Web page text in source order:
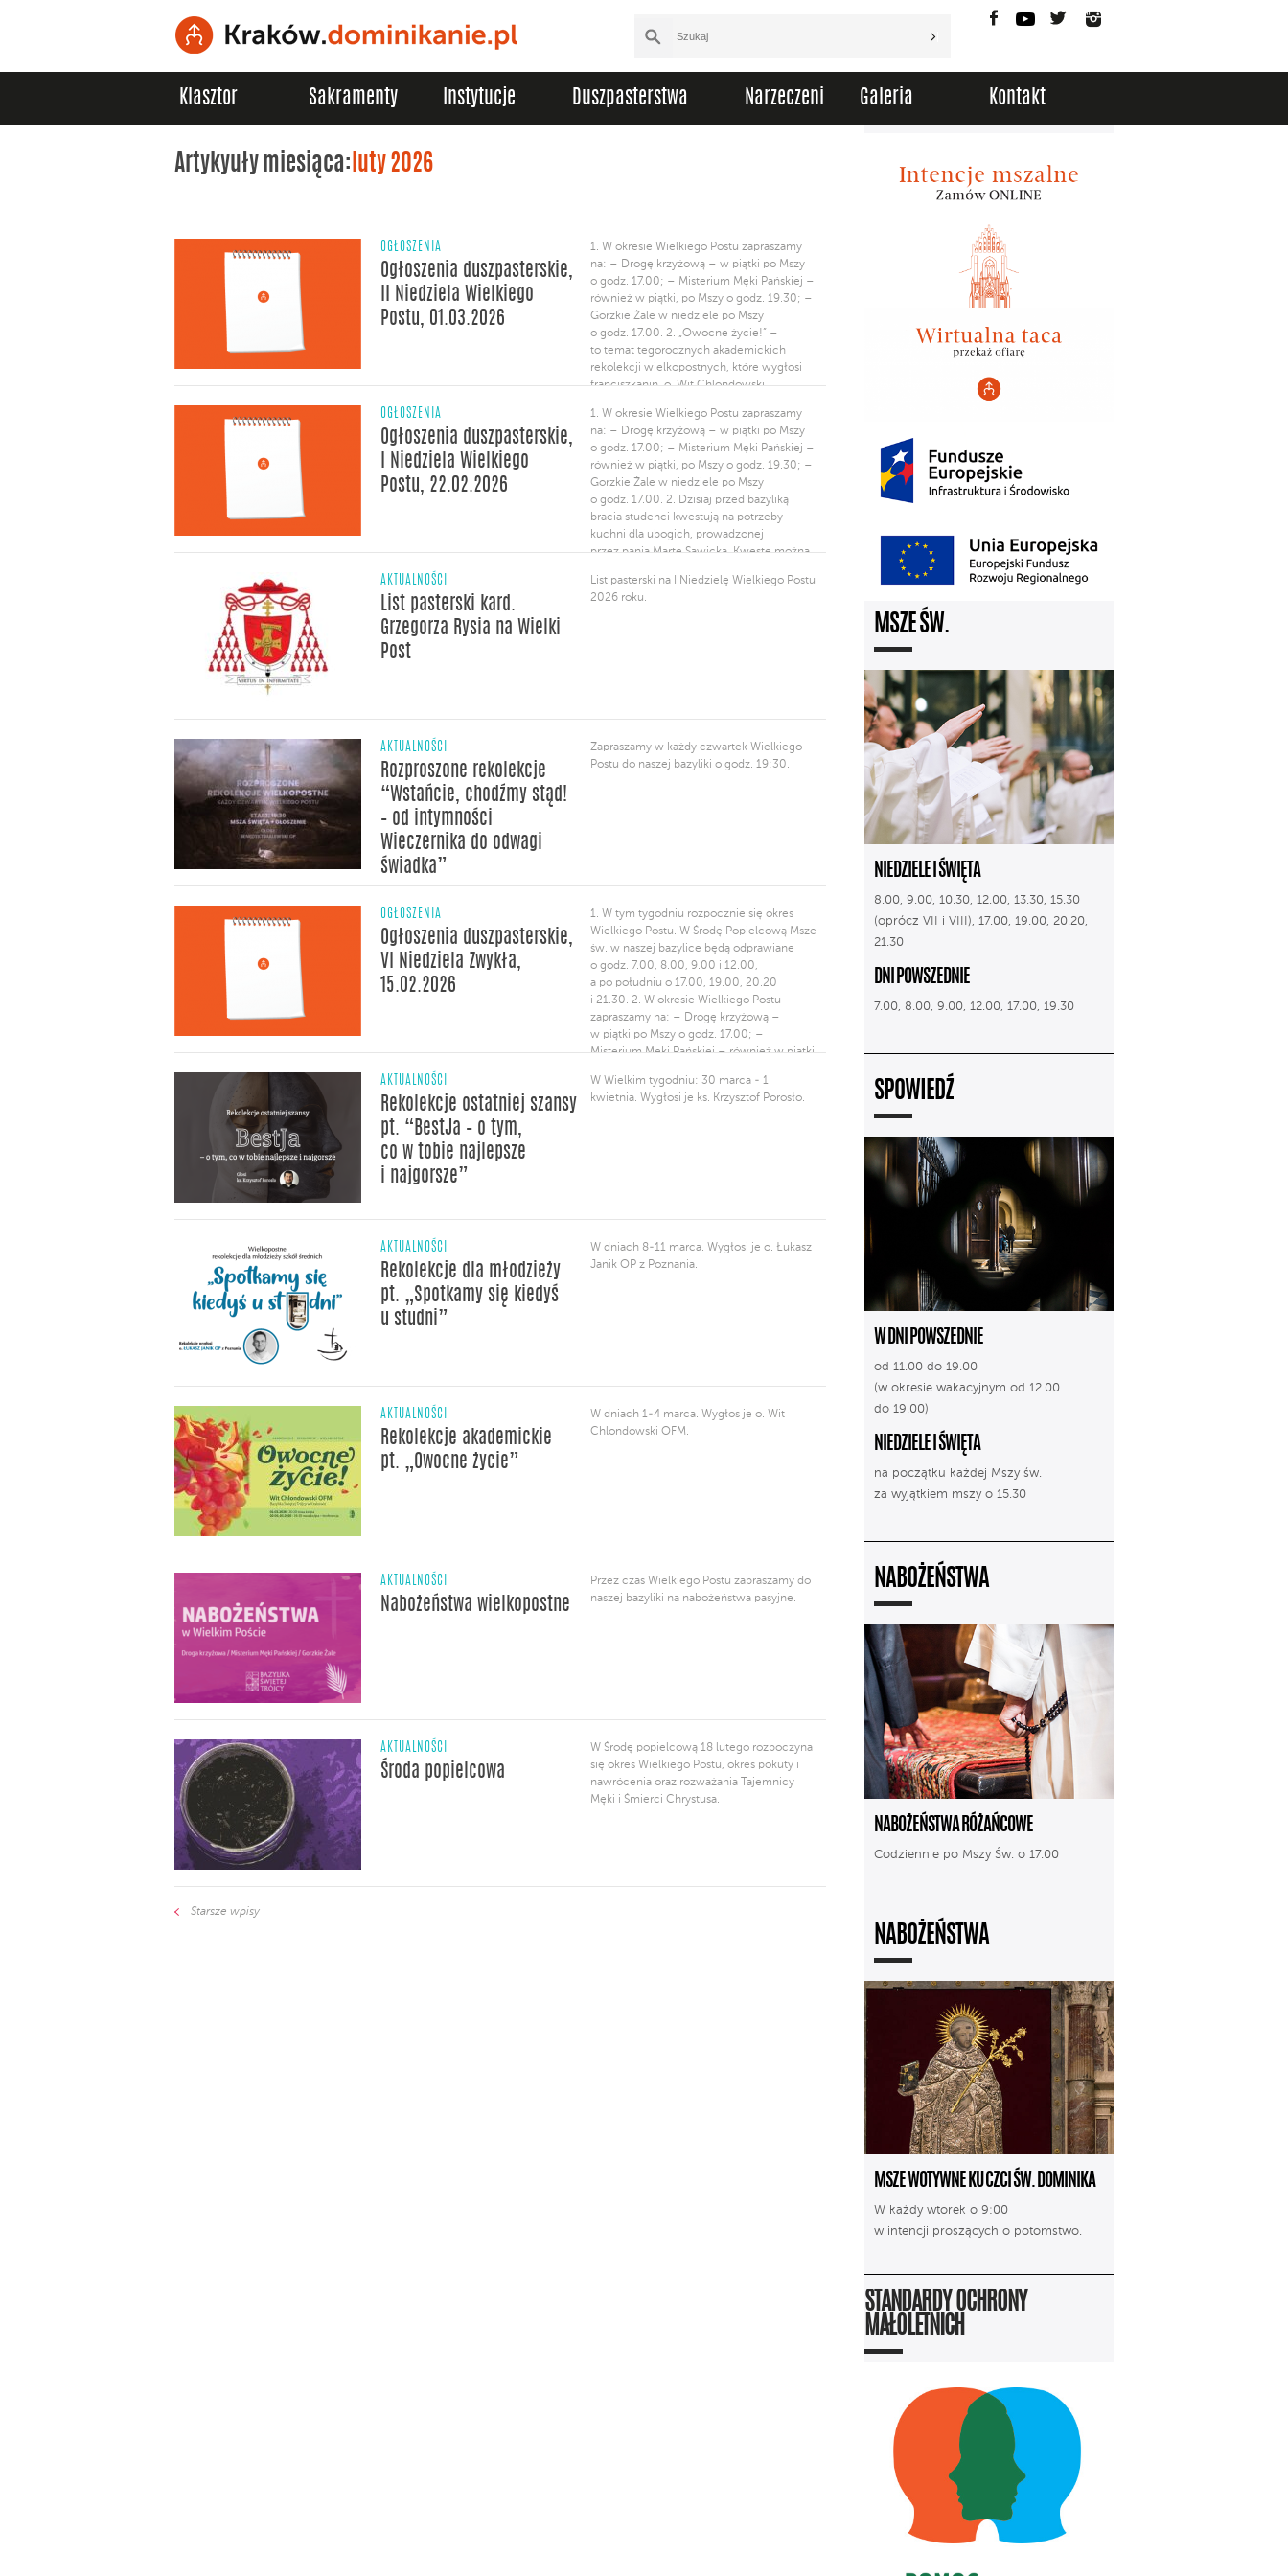
FacebookYouTubeTwitter
Klasztor Sakramenty Instytucje Duszpasterstwa Narzeczeni Galeria Kontakt
Artykyuły miesiąca: luty 2026
OGŁOSZENIA
Ogłoszenia duszpasterskie,
II Niedziela Wielkiego
Postu, 01.03.2026
1. W okresie Wielkiego Postu zapraszamy
na: – Drogę krzyżową – w piątki po Mszy
o godz. 17.00; – Misterium Męki Pańskiej –
również w piątki, po Mszy o godz. 19.30; –
Gorzkie Żale w niedziele po Mszy
o godz. 17.00. 2. „Owocne życie!” –
to temat tegorocznych akademickich
rekolekcji wielkopostnych, które wygłosi
franciszkanin, o. Wit Chlondowski.
o godzinie 20.20. Od poniedziałku
do środy zapraszamy na Msze o 19.30, […]
OGŁOSZENIA
Ogłoszenia duszpasterskie,
I Niedziela Wielkiego
Postu, 22.02.2026
1. W okresie Wielkiego Postu zapraszamy
na: – Drogę krzyżową – w piątki po Mszy
o godz. 17.00; – Misterium Męki Pańskiej –
również w piątki, po Mszy o godz. 19.30; –
Gorzkie Żale w niedziele po Mszy
o godz. 17.00. 2. Dzisiaj przed bazyliką
bracia studenci kwestują na potrzeby
kuchni dla ubogich, prowadzonej
przez panią Martę Sawicką. Kwestę można
na konto, którego numer znaleźć można
na plakatach; mają go także […]
AKTUALNOŚCI
List pasterski kard.
Grzegorza Rysia na Wielki
Post
List pasterski na I Niedzielę Wielkiego Postu
2026 roku.
AKTUALNOŚCI
Rozproszone rekolekcje
“Wstańcie, chodźmy stąd!
– od intymności
Wieczernika do odwagi
świadka”
Zapraszamy w każdy czwartek Wielkiego
Postu do naszej bazyliki o godz. 19:30.
OGŁOSZENIA
Ogłoszenia duszpasterskie,
VI Niedziela Zwykła,
15.02.2026
1. W tym tygodniu rozpocznie się okres
Wielkiego Postu. W Środę Popielcową Msze
św. w naszej bazylice będą odprawiane
o godz. 7.00, 8.00, 9.00 i 12.00,
a po południu o 17.00, 19.00, 20.20
i 21.30. 2. W okresie Wielkiego Postu
zapraszamy na: – Drogę krzyżową –
w piątki po Mszy o godz. 17.00; –
Misterium Męki Pańskiej – również w piątki,
w niedziele po Mszy o godz. 17.00. 3.
Wspólnota Janki […]
AKTUALNOŚCI
Rekolekcje ostatniej szansy
pt. “BestJa – o tym,
co w tobie najlepsze
i najgorsze”
W Wielkim tygodniu: 30 marca - 1
kwietnia. Wygłosi je ks. Krzysztof Porosło.
AKTUALNOŚCI
Rekolekcje dla młodzieży
pt. „Spotkamy się kiedyś
u studni”
W dniach 8-11 marca. Wygłosi je o. Łukasz
Janik OP z Poznania.
AKTUALNOŚCI
Rekolekcje akademickie
pt. „Owocne życie”
W dniach 1-4 marca. Wygłos je o. Wit
Chlondowski OFM.
AKTUALNOŚCI
Nabożeństwa wielkopostne
Przez czas Wielkiego Postu zapraszamy do
naszej bazyliki na nabożeństwa pasyjne.
AKTUALNOŚCI
Środa popielcowa
W Środę popielcową 18 lutego rozpoczyna
się okres Wielkiego Postu, okres pokuty i
nawrócenia oraz rozważania Tajemnicy
Męki i Śmierci Chrystusa.
Starsze wpisy
MSZE ŚW.
NIEDZIELE I ŚWIĘTA
8.00, 9.00, 10.30, 12.00, 13.30, 15.30
(oprócz VII i VIII), 17.00, 19.00, 20.20,
21.30
DNI POWSZEDNIE
7.00, 8.00, 9.00, 12.00, 17.00, 19.30
SPOWIEDŹ
W DNI POWSZEDNIE
od 11.00 do 19.00
(w okresie wakacyjnym od 12.00
do 19.00)
NIEDZIELE I ŚWIĘTA
na początku każdej Mszy św.
za wyjątkiem mszy o 15.30
NABOŻEŃSTWA
NABOŻEŃSTWA RÓŻAŃCOWE
Codziennie po Mszy Św. o 17.00
NABOŻEŃSTWA
MSZE WOTYWNE KU CZCI ŚW. DOMINIKA
W każdy wtorek o 9:00
w intencji proszących o potomstwo.
STANDARDY OCHRONY
MAŁOLETNICH